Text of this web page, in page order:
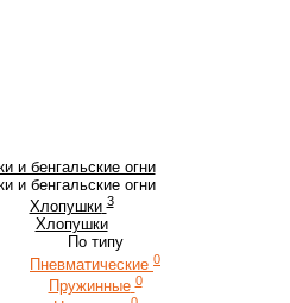
и бенгальские огни
и бенгальские огни
Хлопушки 3
Хлопушки
По типу
Пневматические 0
Пружинные 0